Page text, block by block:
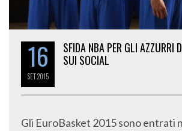
16
SET2015
SFIDA NBA PER GLI AZZURRI
SUI SOCIAL
Gli EuroBasket 2015 sono entrati